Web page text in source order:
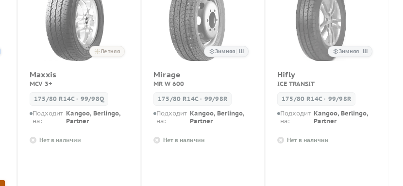
Летняя
Maxxis
MCV 3+
175/80 R14C · 99/98Q
Подходит
на:
Kangoo, Berlingo,
Partner
Нет в наличии
Зимняя Ш
Mirage
MR W 600
175/80 R14C · 99/98R
Подходит
на:
Kangoo, Berlingo,
Partner
Нет в наличии
Зимняя Ш
Hifly
ICE TRANSIT
175/80 R14C · 99/98R
Подходит
на:
Kangoo, Berlingo,
Partner
Нет в наличии